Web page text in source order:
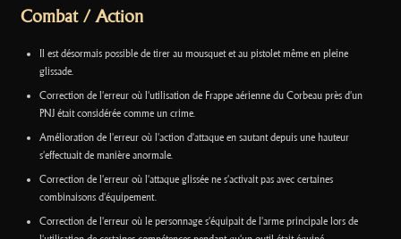
Combat / Action
Il est désormais possible de tirer au mousquet et au pistolet même en pleine
glissade.
Correction de l'erreur où l'utilisation de Frappe aérienne du Corbeau près d'un
PNJ était considérée comme un crime.
Amélioration de l'erreur où l'action d'attaque en sautant depuis une hauteur
s'effectuait de manière anormale.
Correction de l'erreur où l'attaque glissée ne s'activait pas avec certaines
combinaisons d'équipement.
Correction de l'erreur où le personnage s'équipait de l'arme principale lors de